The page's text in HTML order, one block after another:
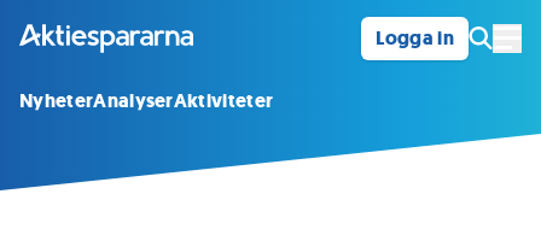
Logga in
NyheterAnalyserAktiviteter